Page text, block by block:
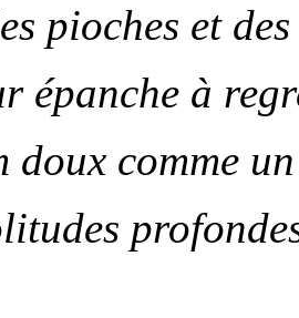
pioches et des
épanche à
doux comme